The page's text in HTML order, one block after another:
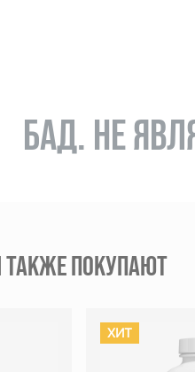
БАД. НЕ
ПОКУПАЮТ
ХИТ